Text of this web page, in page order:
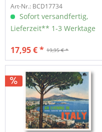
Art-Nr.: BCD17734
Sofort versandfertig,
Lieferzeit** 1-3 Werktage
19,95 € *
17,95 € *